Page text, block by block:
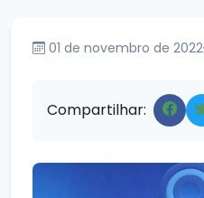
01 de novembro de 2022
Compartilhar: